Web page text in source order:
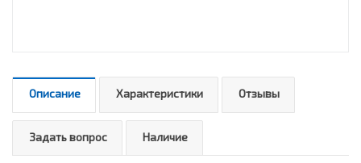
Описание Характеристики Отзывы
Задать вопрос Наличие